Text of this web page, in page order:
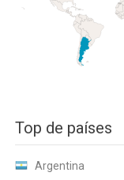
Top de países
Argentina